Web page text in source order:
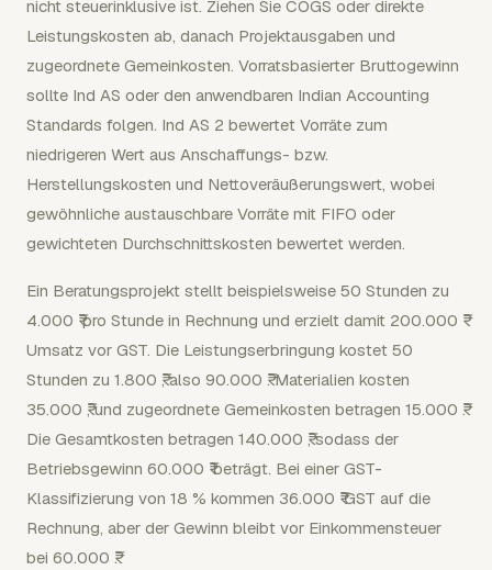
nicht steuerinklusive ist. Ziehen Sie COGS oder direkte
Leistungskosten ab, danach Projektausgaben und
zugeordnete Gemeinkosten. Vorratsbasierter Bruttogewinn
sollte Ind AS oder den anwendbaren Indian Accounting
Standards folgen. Ind AS 2 bewertet Vorräte zum
niedrigeren Wert aus Anschaffungs- bzw.
Herstellungskosten und Nettoveräußerungswert, wobei
gewöhnliche austauschbare Vorräte mit FIFO oder
gewichteten Durchschnittskosten bewertet werden.
Ein Beratungsprojekt stellt beispielsweise 50 Stunden zu
4.000 ₹ pro Stunde in Rechnung und erzielt damit 200.000 ₹
Umsatz vor GST. Die Leistungserbringung kostet 50
Stunden zu 1.800 ₹, also 90.000 ₹. Materialien kosten
35.000 ₹, und zugeordnete Gemeinkosten betragen 15.000 ₹.
Die Gesamtkosten betragen 140.000 ₹, sodass der
Betriebsgewinn 60.000 ₹ beträgt. Bei einer GST-
Klassifizierung von 18 % kommen 36.000 ₹ GST auf die
Rechnung, aber der Gewinn bleibt vor Einkommensteuer
bei 60.000 ₹.